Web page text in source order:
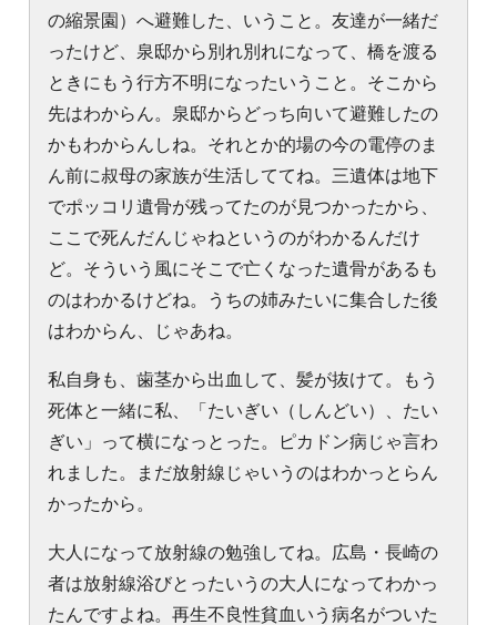
の縮景園）へ避難した、いうこと。友達が一緒だ
ったけど、泉邸から別れ別れになって、橋を渡る
ときにもう行方不明になったいうこと。そこから
先はわからん。泉邸からどっち向いて避難したの
かもわからんしね。それとか的場の今の電停のま
ん前に叔母の家族が生活しててね。三遺体は地下
でポッコリ遺骨が残ってたのが見つかったから、
ここで死んだんじゃねというのがわかるんだけ
ど。そういう風にそこで亡くなった遺骨があるも
のはわかるけどね。うちの姉みたいに集合した後
はわからん、じゃあね。
私自身も、歯茎から出血して、髪が抜けて。もう
死体と一緒に私、「たいぎい（しんどい）、たい
ぎい」って横になっとった。ピカドン病じゃ言わ
れました。まだ放射線じゃいうのはわかっとらん
かったから。
大人になって放射線の勉強してね。広島・長崎の
者は放射線浴びとったいうの大人になってわかっ
たんですよね。再生不良性貧血いう病名がついた